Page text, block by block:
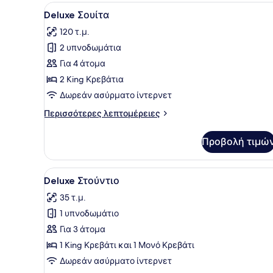
Προβολή
όλων
των
φωτογραφιών
για
Deluxe
Σουίτα
Ένα μοντέρνο σαλόνι με
23
Deluxe Σουίτα
120 τ.μ.
2 υπνοδωμάτια
Για 4 άτομα
2 King Κρεβάτια
Δωρεάν ασύρματο ίντερνετ
Περισσότερες λεπτομέρειες
Περισσότερες
Σουίτα
Προβολή
Προβολή
όλων
των
φωτογραφιών
για
Deluxe
Στούντιο
Ένα σύγχρονο
10
Deluxe Στούντιο
35 τ.μ.
1 υπνοδωμάτιο
Για 3 άτομα
1 King Κρεβάτι και 1 Μονό Κρεβάτι
Δωρεάν ασύρματο ίντερνετ